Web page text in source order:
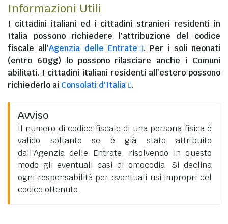
Informazioni Utili
I cittadini italiani ed i cittadini stranieri residenti in
Italia possono richiedere l'attribuzione del codice
fiscale all'Agenzia delle Entrate
. Per i soli neonati
(entro 60gg) lo possono rilasciare anche i Comuni
abilitati. I cittadini italiani residenti all'esteropossono
richiederlo ai Consolati d'Italia .
Avviso
Il numero di codice fiscale di una persona fisica è
valido soltanto se è già stato attribuito
dall'Agenzia delle Entrate, risolvendo in questo
modo gli eventuali casi di omocodia. Si declina
ogni responsabilità per eventuali usi impropri del
codice ottenuto.